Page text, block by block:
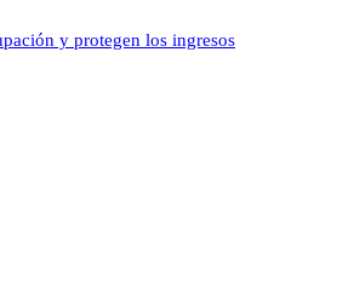
y protegen los ingresos